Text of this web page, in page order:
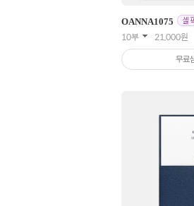
OANNA1075
10부 21,000원
무료